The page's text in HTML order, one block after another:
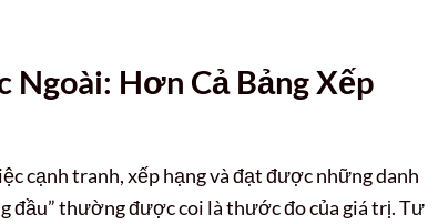
Ngoài: Hơn Cả Bảng Xếp
cạnh tranh, xếp hạng và đạt được những danh
đầu” thường được coi là thước đo của giá trị. Tư